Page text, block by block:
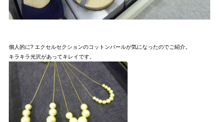
個人的に? エクセルセクションのコットンパールが気になったのでご紹介。
キラキラ光沢があってキレイです。